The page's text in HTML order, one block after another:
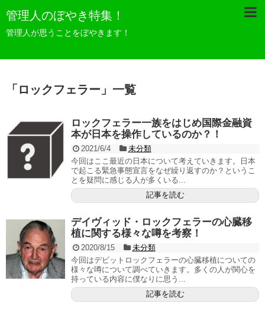
管理人のぼやき特集！
管理人が思うことをぼやきます！
「 ロックフェラー 」 一覧
ロックフェラー一族をはじめ国際金融資
本が日本を操作しているのか？！
2021/6/4
未分類
今回はここ最近の日本について考えていきます。日本
で起こる緊急事態宣言をなぜ繰り返すのか？というこ
とを疑問に感じる人が多くいる...
記事を読む
デイヴィッド・ロックフェラーの心臓移
植に関する様々な噂を考察！
2020/8/15
未分類
今回はデビットロックフェラーの心臓移植についての
様々な噂について調べていきます。多くの人が関心を
持っている内容に僕なりに思う...
記事を読む